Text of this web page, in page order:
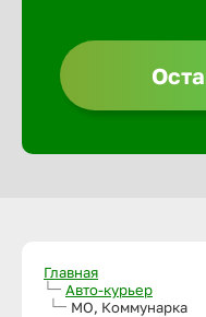
Главная
Авто-курьер
МО, Коммунарка